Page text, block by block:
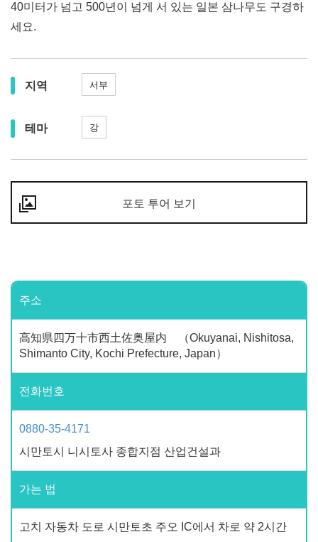
40미터가 넘고 500년이 넘게 서 있는 일본 삼나무도 구경하
세요.
지역 서부
테마 강
포토 투어 보기
주소
高知県四万十市西土佐奥屋内 （Okuyanai, Nishitosa,
Shimanto City, Kochi Prefecture, Japan）
전화번호
0880-35-4171
시만토시 니시토사 종합지점 산업건설과
가는 법
고치 자동차 도로 시만토초 주오 IC에서 차로 약 2시간